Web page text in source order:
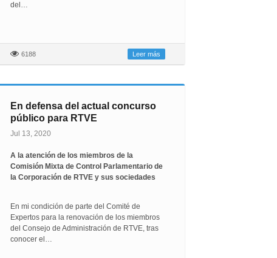
del…
6188 Leer más
En defensa del actual concurso
público para RTVE
Jul 13, 2020
A la atención de los miembros de la
Comisión Mixta de Control Parlamentario de
la Corporación de RTVE y sus sociedades
En mi condición de parte del Comité de
Expertos para la renovación de los miembros
del Consejo de Administración de RTVE, tras
conocer el…